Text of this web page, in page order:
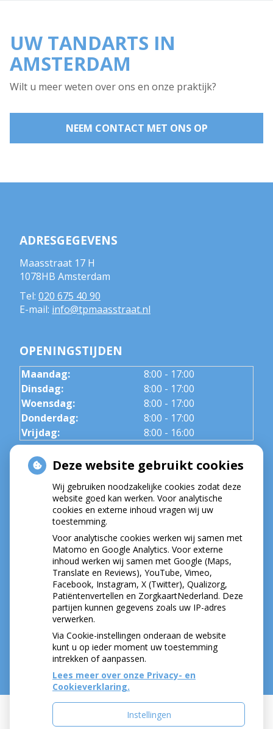
UW TANDARTS IN
AMSTERDAM
Wilt u meer weten over ons en onze praktijk?
NEEM CONTACT MET ONS OP
ADRESGEGEVENS
Maasstraat 17 H
1078HB Amsterdam
Tel: 020 675 40 90
E-mail: info@tpmaasstraat.nl
OPENINGSTIJDEN
Maandag:
8:00 - 17:00
Dinsdag:
8:00 - 17:00
Woensdag:
8:00 - 17:00
Donderdag:
8:00 - 17:00
Vrijdag:
8:00 - 16:00
HOE GEZOND IS JE MOND?
Deze website gebruikt cookies
Wij gebruiken noodzakelijke cookies zodat deze
website goed kan werken. Voor analytische
cookies en externe inhoud vragen wij uw
toestemming.
Voor analytische cookies werken wij samen met
Matomo en Google Analytics. Voor externe
inhoud werken wij samen met Google (Maps,
Translate en Reviews), YouTube, Vimeo,
Facebook, Instagram, X (Twitter), Qualizorg,
Patiëntenvertellen en ZorgkaartNederland. Deze
partijen kunnen gegevens zoals uw IP-adres
verwerken.
Via Cookie-instellingen onderaan de website
kunt u op ieder moment uw toestemming
intrekken of aanpassen.
Lees meer over onze Privacy- en
Cookieverklaring.
Instellingen